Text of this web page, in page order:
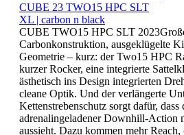
CUBE 23 TWO15 HPC SLT
XL | carbon n black
CUBE TWO15 HPC SLT
Carbonkonstruktion, ausgeklügelte
Geometrie – kurz: der Two15 HPC
kurzer Rocker, eine integrierte
ästhetisch ins Design integrierten
cleane Optik. Und der verlängerte
Kettenstrebenschutz sorgt dafür, dass
adrenalingeladener Downhill-Action
aussieht. Dazu kommen mehr